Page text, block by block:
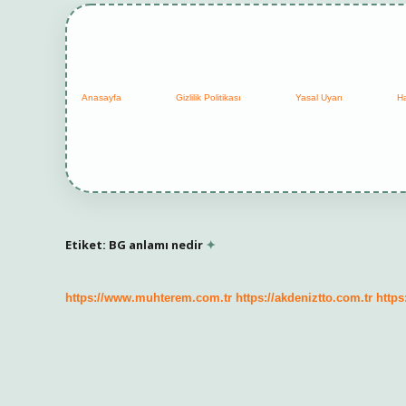
Anasayfa Gizlilik Politikası Yasal Uyarı
Etiket: BG anlamı nedir
https://www.muhterem.com.tr https://akdeniztto.com.tr